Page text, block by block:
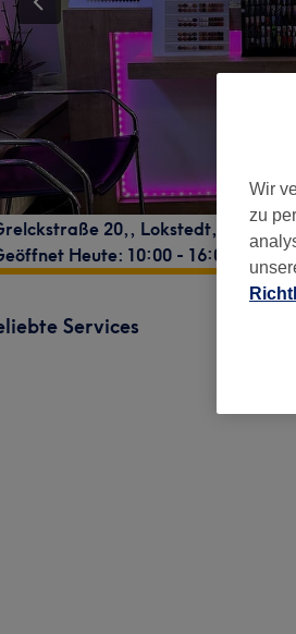
20,, Lokstedt,
Heute: 10:00 - 16:00
Services
Wir
zu